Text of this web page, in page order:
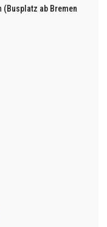
(Busplatz ab Bremen